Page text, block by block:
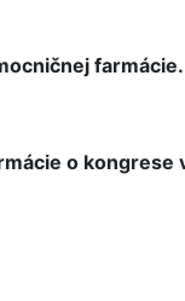
farmácie.
o